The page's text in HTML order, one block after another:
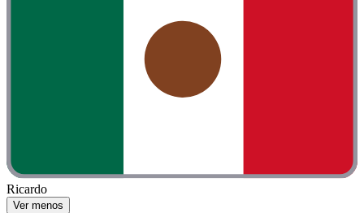
Ricardo
Ver menos